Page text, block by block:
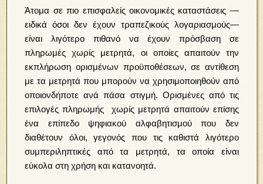
Άτομα σε πιο επισφαλείς οικονομικές καταστάσεις —
ειδικά όσοι δεν έχουν τραπεζικούς λογαριασμούς—
είναι λιγότερο πιθανό να έχουν πρόσβαση σε
πληρωμές χωρίς μετρητά, οι οποίες απαιτούν την
εκπλήρωση ορισμένων προϋποθέσεων, σε αντίθεση
με τα μετρητά που μπορούν να χρησιμοποιηθούν από
οποιονδήποτε ανά πάσα στιγμή. Ορισμένες από τις
επιλογές πληρωμής χωρίς μετρητά απαιτούν επίσης
ένα επίπεδο ψηφιακού αλφαβητισμού που δεν
διαθέτουν όλοι, γεγονός που τις καθιστά λιγότερο
συμπεριληπτικές από τα μετρητά, τα οποία είναι
εύκολα στη χρήση και κατανοητά.